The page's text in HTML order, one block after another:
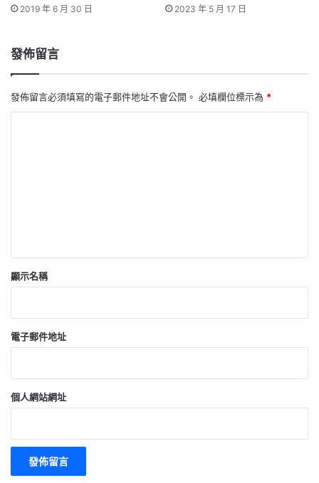
2019 年 6 月 30 日 2023 年 5 月 17 日
發佈留言
發佈留言必須填寫的電子郵件地址不會公開。 必填欄位標示為 *
顯示名稱
電子郵件地址
個人網站網址